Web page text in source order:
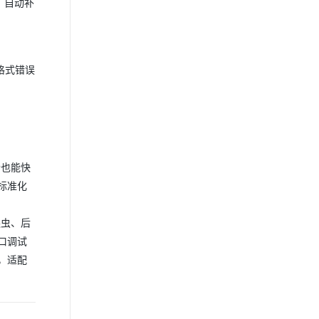
式错误
能快
准化
、后
调试
适配